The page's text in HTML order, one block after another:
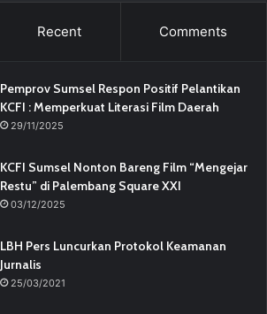
Recent Comments
Pemprov Sumsel Respon Positif Pelantikan
KCFI : Memperkuat Literasi Film Daerah
29/11/2025
KCFI Sumsel Nonton Bareng Film “Mengejar
Restu” di Palembang Square XXI
03/12/2025
LBH Pers Luncurkan Protokol Keamanan
Jurnalis
25/03/2021